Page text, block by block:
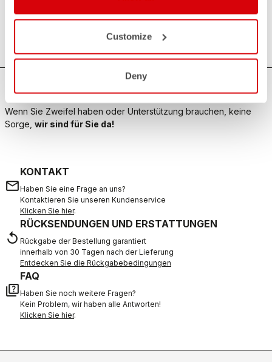
Customize
Deny
Höchstleistung gemacht. Tragen Sie das Outfit der
Champions und erleben Sie Castelli hautnah.
BRAUCHEN SIE HILFE?
Wenn Sie Zweifel haben oder Unterstützung brauchen, keine
Sorge, wir sind für Sie da!
email
KONTAKT
Haben Sie eine Frage an uns?
Kontaktieren Sie unseren Kundenservice
Klicken Sie hier.
replay
RÜCKSENDUNGEN UND ERSTATTUNGEN
Rückgabe der Bestellung garantiert
innerhalb von 30 Tagen nach der Lieferung
Entdecken Sie die Rückgabebedingungen
quiz
FAQ
Haben Sie noch weitere Fragen?
Kein Problem, wir haben alle Antworten!
Klicken Sie hier.